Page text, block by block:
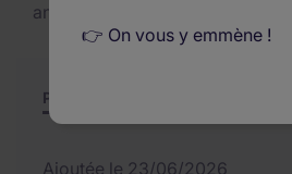
an
Poste et missions
Ajoutée le 23/06/2026
👉 On vous y emmène !